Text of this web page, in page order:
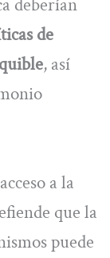
deberían
de
, así
a la
que la
puede